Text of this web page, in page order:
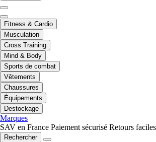
Fitness & Cardio
Musculation
Cross Training
Mind & Body
Sports de combat
Vêtements
Chaussures
Équipements
Destockage
Marques
SAV en France Paiement sécurisé Retours faciles
Rechercher